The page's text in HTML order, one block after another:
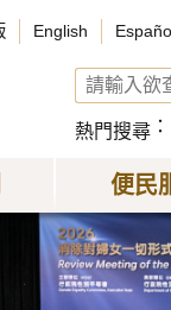
English
熱門搜尋
便民